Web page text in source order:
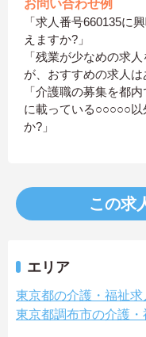
お問い合わせ例
「求人番号660135に
えますか?」
「残業が少なめの求
が、おすすめの求人は
「介護職の募集を都
に載っている○○○○○
か?」
この求
エリア
東京都の介護・福祉求
東京都調布市の介護・